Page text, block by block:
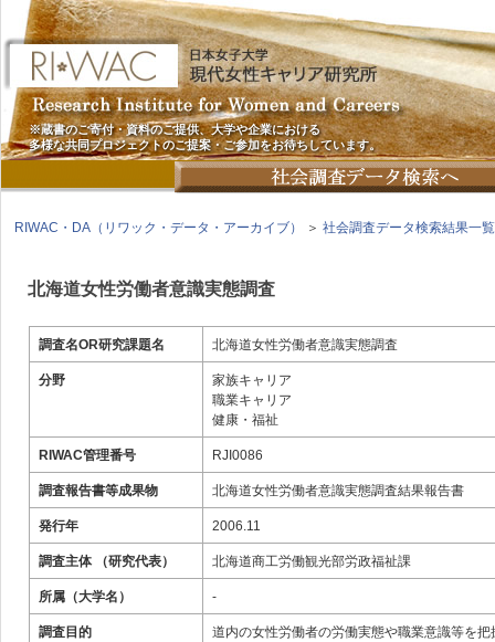
※蔵書のご寄付・資料のご提供、大学や企業における
多様な共同プロジェクトのご提案・ご参加をお待ちしています。
RIWAC・DA（リワック・データ・アーカイブ） ＞ 社会調査データ検索結果一覧
北海道女性労働者意識実態調査
調査名OR研究課題名 北海道女性労働者意識実態調査
分野
家族キャリア
職業キャリア
健康・福祉
RIWAC管理番号 RJI0086
調査報告書等成果物 北海道女性労働者意識実態調査結果報告書
発行年 2006.11
調査主体 （研究代表） 北海道商工労働観光部労政福祉課
所属（大学名） -
調査目的 道内の女性労働者の労働実態や職業意識等を